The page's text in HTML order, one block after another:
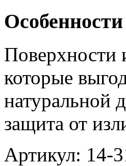
Поверхности
которые
натуральной
защита от
Артикул: 14-